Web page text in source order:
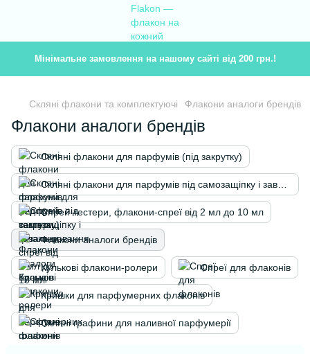
Мінімальне замовлення на нашому сайті від 200 грн.!
Скляні флакони та комплектуючі Флакони аналоги брендів
Флакони аналоги брендів
Скляні флакони для парфумів (під закрутку)
Спрей-тестери, флакони-спреї від 2 мл до 10 мл
Флакони аналоги брендів
Кулькові флакони-ролери Спреї для флаконів
Кришки для парфумерних флаконів
Скляні графини для наливної парфумерії